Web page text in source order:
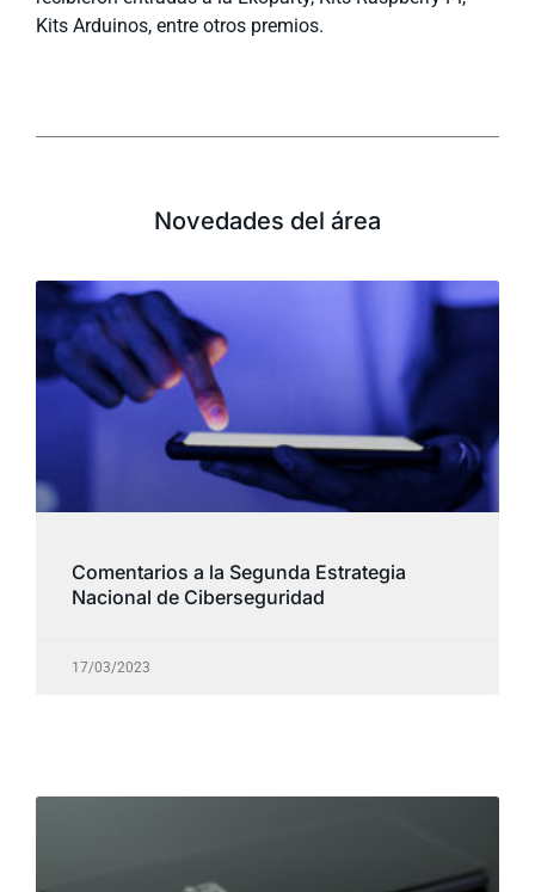
Kits Arduinos, entre otros premios.
Novedades del área
Comentarios a la Segunda Estrategia
Nacional de Ciberseguridad
17/03/2023